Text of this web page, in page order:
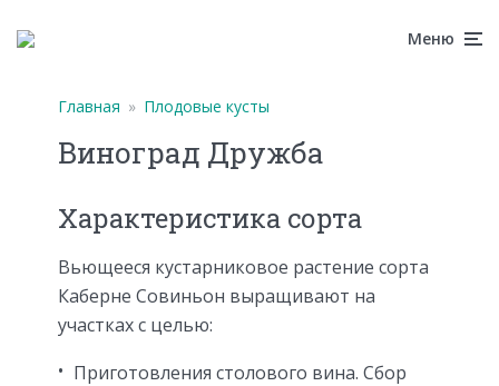
Меню
Главная » Плодовые кусты
Виноград Дружба
Характеристика сорта
Вьющееся кустарниковое растение сорта
Каберне Совиньон выращивают на
участках с целью:
Приготовления столового вина. Сбор